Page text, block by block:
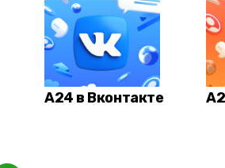
А24 в Вконтакте